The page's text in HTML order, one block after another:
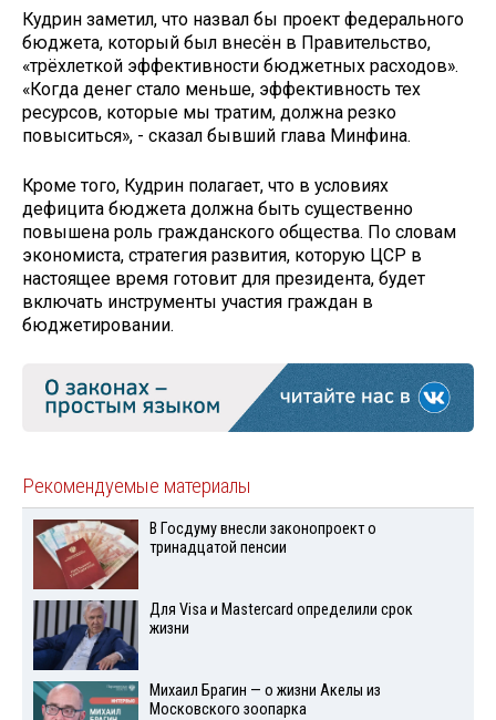
Кудрин заметил, что назвал бы проект федерального
бюджета, который был внесён в Правительство,
«трёхлеткой эффективности бюджетных расходов».
«Когда денег стало меньше, эффективность тех
ресурсов, которые мы тратим, должна резко
повыситься», - сказал бывший глава Минфина.
Кроме того, Кудрин полагает, что в условиях
дефицита бюджета должна быть существенно
повышена роль гражданского общества. По словам
экономиста, стратегия развития, которую ЦСР в
настоящее время готовит для президента, будет
включать инструменты участия граждан в
бюджетировании.
Рекомендуемые материалы
В Госдуму внесли законопроект о
тринадцатой пенсии
Для Visа и Mastercard определили срок
жизни
Михаил Брагин — о жизни Акелы из
Московского зоопарка